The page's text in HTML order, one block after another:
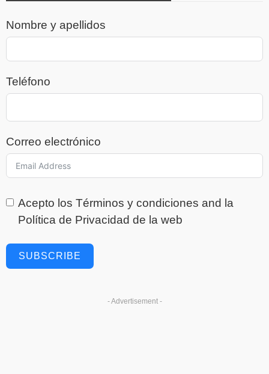
Nombre y apellidos
Teléfono
Correo electrónico
Acepto los Términos y condiciones and la
Política de Privacidad de la web
SUBSCRIBE
- Advertisement -